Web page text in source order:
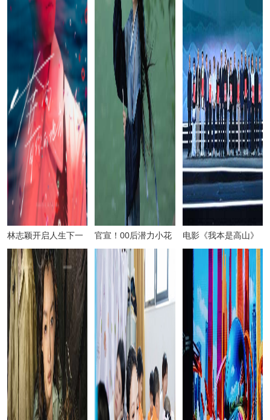
林志颖开启人生下一
个十年 推出生日单曲
官宣！00后潜力小花
张凯莹签约欢瑞，同
电影《我本是高山》
荣获乡村电影周四大